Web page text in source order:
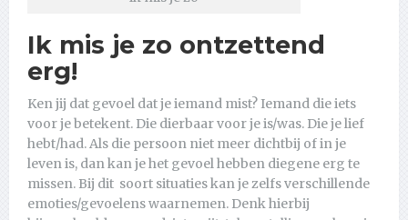
Ik mis je zo ontzettend
erg!
Ken jij dat gevoel dat je iemand mist? Iemand die iets
voor je betekent. Die dierbaar voor je is/was. Die je lief
hebt/had. Als die persoon niet meer dichtbij of in je
leven is, dan kan je het gevoel hebben diegene erg te
missen. Bij dit soort situaties kan je zelfs verschillende
emoties/gevoelens waarnemen. Denk hierbij